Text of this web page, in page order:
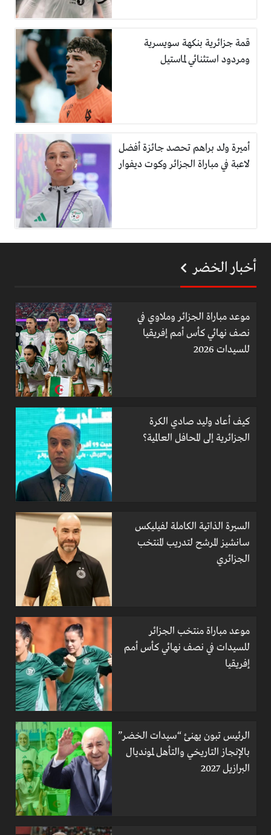
قمة جزائرية بنكهة سويسرية
ومردود استثنائي لماستيل
أميرة ولد براهم تحصد جائزة أفضل
لاعبة في مباراة الجزائر وكوت ديفوار
أخبار الخضر
موعد مباراة الجزائر وملاوي في
نصف نهائي كأس أمم إفريقيا
للسيدات 2026
كيف أعاد وليد صادي الكرة
الجزائرية إلى المحافل العالمية؟
السيرة الذاتية الكاملة لفيليكس
سانشيز المرشح لتدريب المنتخب
الجزائري
موعد مباراة منتخب الجزائر
للسيدات في نصف نهائي كأس أمم
إفريقيا
الرئيس تبون يهنئ “سيدات الخضر”
بالإنجاز التاريخي والتأهل لمونديال
البرازيل 2027